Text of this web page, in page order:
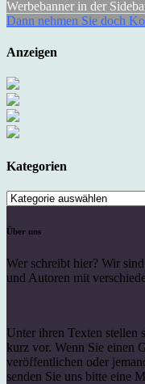
Werbebanner in der
Dann nehmen Sie doch
Anzeigen
Kategorien
Kategorien
Über uns
Wer schreibt hier? Wir
und Autoren mit
Unter ihren Texten stellen
kurz vor. Wenn Sie einen
veröffentlichen oder
senden Sie uns bitte eine